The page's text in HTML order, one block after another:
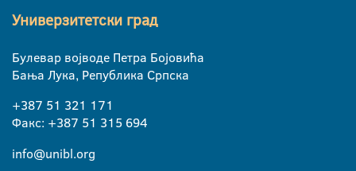
Универзитетски град
Булевар војводе Петра Бојовића
Бања Лука, Република Српска
+387 51 321 171
Факс: +387 51 315 694
info@unibl.org